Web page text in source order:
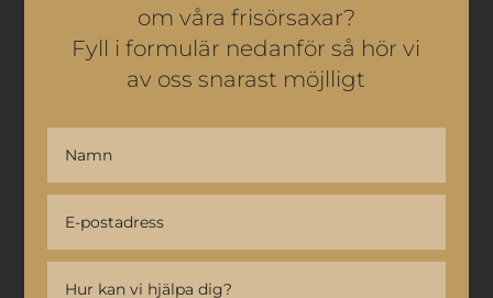
om våra frisörsaxar?
Fyll i formulär nedanför så hör vi
av oss snarast möjlligt